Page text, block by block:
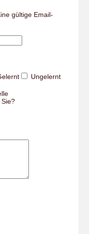
gültige Email-
Ungelernt